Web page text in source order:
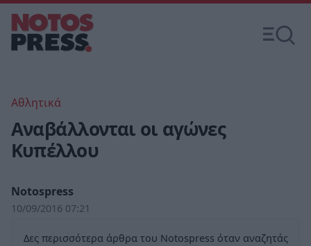
Αθλητικά
Αναβάλλονται οι αγώνες
Κυπέλλου
Notospress
10/09/2016 07:21
Δες περισσότερα άρθρα του Notospress όταν αναζητάς